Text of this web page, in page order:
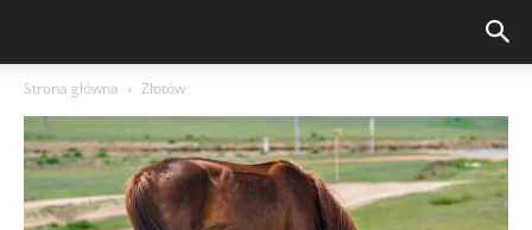
Strona główna Złotów